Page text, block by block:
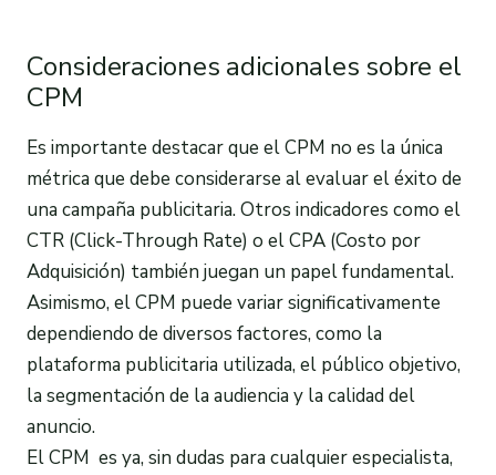
Consideraciones adicionales sobre el
CPM
Es importante destacar que el CPM no es la única
métrica que debe considerarse al evaluar el éxito de
una campaña publicitaria. Otros indicadores como el
CTR (Click-Through Rate) o el CPA (Costo por
Adquisición) también juegan un papel fundamental.
Asimismo, el CPM puede variar significativamente
dependiendo de diversos factores, como la
plataforma publicitaria utilizada, el público objetivo,
la segmentación de la audiencia y la calidad del
anuncio.
El CPM es ya, sin dudas para cualquier especialista,